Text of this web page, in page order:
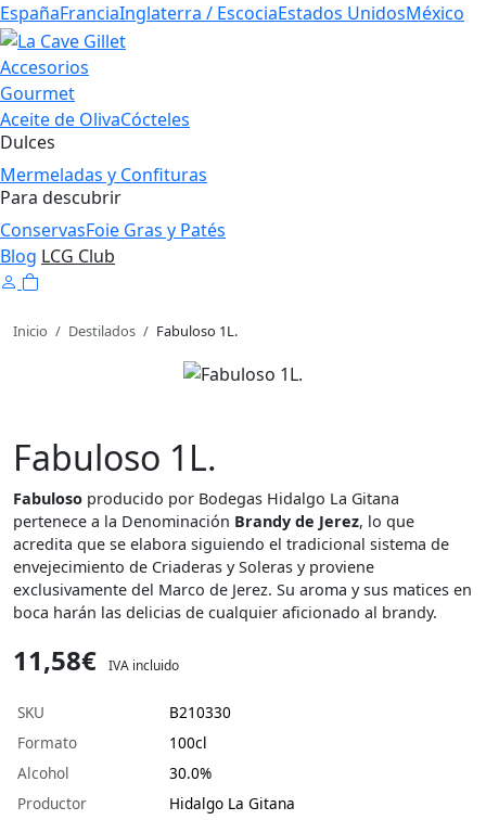
EspañaFranciaInglaterra / EscociaEstados UnidosMéxico
Accesorios
Gourmet
Aceite de OlivaCócteles
Dulces
Mermeladas y Confituras
Para descubrir
ConservasFoie Gras y Patés
Blog LCG Club
Inicio / Destilados / Fabuloso 1L.
Fabuloso 1L.
Fabuloso producido por Bodegas Hidalgo La Gitana
pertenece a la Denominación Brandy de Jerez, lo que
acredita que se elabora siguiendo el tradicional sistema de
envejecimiento de Criaderas y Soleras y proviene
exclusivamente del Marco de Jerez. Su aroma y sus matices en
boca harán las delicias de cualquier aficionado al brandy.
11,58€ IVA incluido
SKU
B210330
Formato
100cl
Alcohol
30.0%
Productor
Hidalgo La Gitana